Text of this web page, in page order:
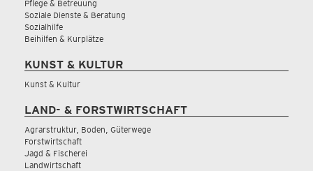
Pflege & Betreuung
Soziale Dienste & Beratung
Sozialhilfe
Beihilfen & Kurplätze
KUNST & KULTUR
Kunst & Kultur
LAND- & FORSTWIRTSCHAFT
Agrarstruktur, Boden, Güterwege
Forstwirtschaft
Jagd & Fischerei
Landwirtschaft